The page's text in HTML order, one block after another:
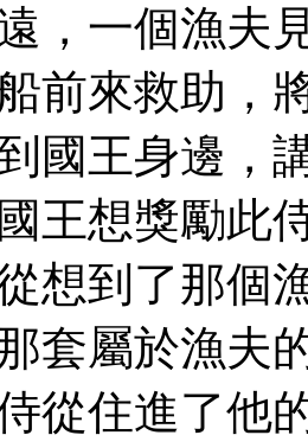
，一個漁夫
前來救助，
國王身邊，
王想獎勵此
想到了那個
套屬於漁夫
從住進了他